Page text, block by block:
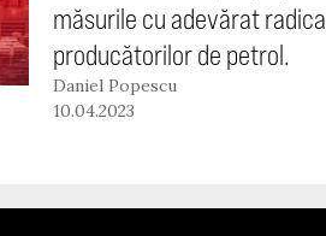
măsurile cu adevărat
producătorilor de petrol.
Daniel Popescu
10.04.2023